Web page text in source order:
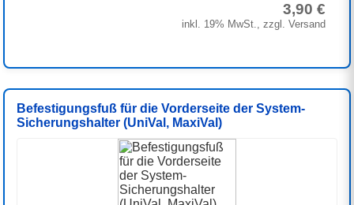
3,90 €
inkl. 19% MwSt., zzgl. Versand
Befestigungsfuß für die Vorderseite der System-
Sicherungshalter (UniVal, MaxiVal)